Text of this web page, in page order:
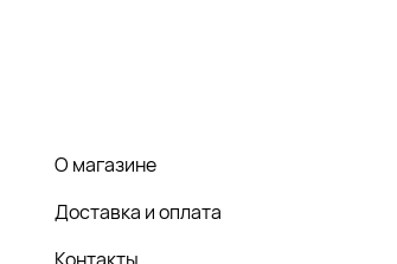
О магазине
Доставка и оплата